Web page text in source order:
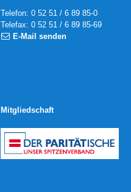
Telefon: 0 52 51 / 6 89 85-0
Telefax: 0 52 51 / 6 89 85-69
E-Mail senden
Mitgliedschaft